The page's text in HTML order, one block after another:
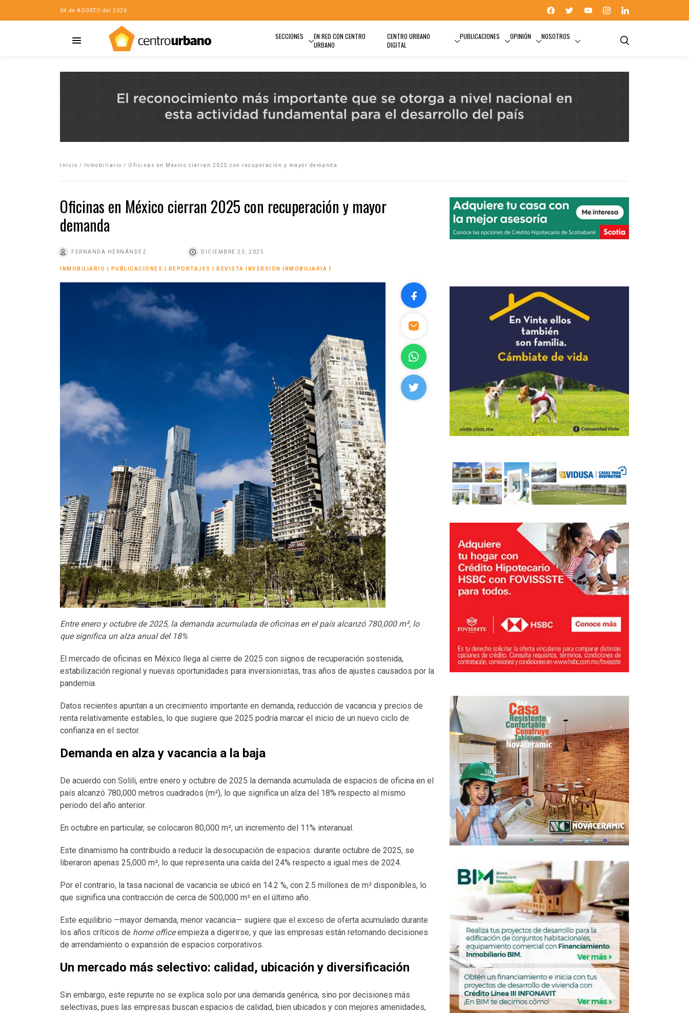
04 de AGOSTO del 2026
SECCIONES
EN RED CON CENTRO
URBANO
CENTRO URBANO
DIGITAL
PUBLICACIONES OPINIÓN NOSOTROS
Inicio / Inmobiliario / Oficinas en México cierran 2025 con recuperación y mayor demanda
Oficinas en México cierran 2025 con recuperación y mayor
demanda
FERNANDA HERNÁNDEZ DICIEMBRE 23, 2025
INMOBILIARIO PUBLICACIONES REPORTAJES REVISTA INVERSIÓN INMOBILIARIA
Entre enero y octubre de 2025, la demanda acumulada de oficinas en el país alcanzó 780,000 m², lo
que significa un alza anual del 18%
El mercado de oficinas en México llega al cierre de 2025 con signos de recuperación sostenida,
estabilización regional y nuevas oportunidades para inversionistas, tras años de ajustes causados por la
pandemia.
Datos recientes apuntan a un crecimiento importante en demanda, reducción de vacancia y precios de
renta relativamente estables, lo que sugiere que 2025 podría marcar el inicio de un nuevo ciclo de
confianza en el sector.
Demanda en alza y vacancia a la baja
De acuerdo con Solili, entre enero y octubre de 2025 la demanda acumulada de espacios de oficina en el
país alcanzó 780,000 metros cuadrados (m²), lo que significa un alza del 18% respecto al mismo
periodo del año anterior.
En octubre en particular, se colocaron 80,000 m², un incremento del 11% interanual.
Este dinamismo ha contribuido a reducir la desocupación de espacios: durante octubre de 2025, se
liberaron apenas 25,000 m², lo que representa una caída del 24% respecto a igual mes de 2024.
Por el contrario, la tasa nacional de vacancia se ubicó en 14.2 %, con 2.5 millones de m² disponibles, lo
que significa una contracción de cerca de 500,000 m² en el último año.
Este equilibrio —mayor demanda, menor vacancia— sugiere que el exceso de oferta acumulado durante
los años críticos de home officeempieza a digerirse, y que las empresas están retomando decisiones
de arrendamiento o expansión de espacios corporativos.
Un mercado más selectivo: calidad, ubicación y diversificación
Sin embargo, este repunte no se explica solo por una demanda genérica, sino por decisiones más
selectivas, pues las empresas buscan espacios de calidad, bien ubicados y con mejores amenidades,